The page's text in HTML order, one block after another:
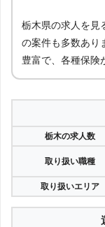
栃木県の求人を見
の案件も多数あり
豊富で、各種保険
栃木の求人数
取り扱い職種
取り扱いエリア